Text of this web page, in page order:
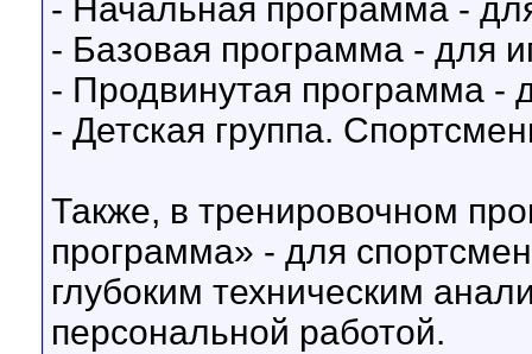
- Начальная программа -
- Базовая программа - для
- Продвинутая программа -
- Детская группа.
Также, в тренировочном
программа» - для
глубоким техническим
персональной работой.